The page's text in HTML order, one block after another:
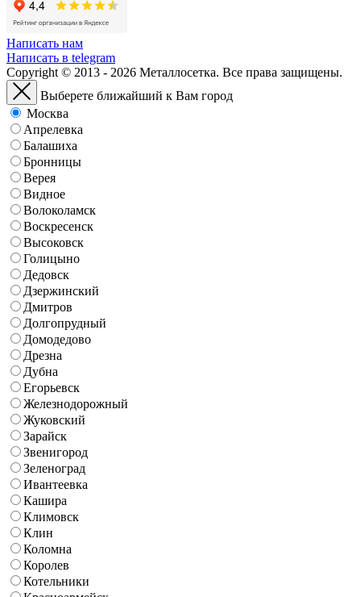
Написать нам
Написать в telegram
Copyright © 2013 - 2026 Металлосетка. Все права защищены.
Выберете ближайший к Вам город
Москва
Апрелевка
Балашиха
Бронницы
Верея
Видное
Волоколамск
Воскресенск
Высоковск
Голицыно
Дедовск
Дзержинский
Дмитров
Долгопрудный
Домодедово
Дрезна
Дубна
Егорьевск
Железнодорожный
Жуковский
Зарайск
Звенигород
Зеленоград
Ивантеевка
Кашира
Климовск
Клин
Коломна
Королев
Котельники